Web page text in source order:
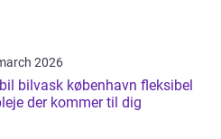
2026
bilvask københavn fleksibel
der kommer til dig